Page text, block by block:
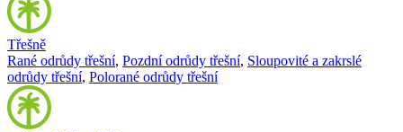
Třešně
Rané odrůdy třešní, Pozdní odrůdy třešní, Sloupovité a zakrslé
odrůdy třešní, Polorané odrůdy třešní